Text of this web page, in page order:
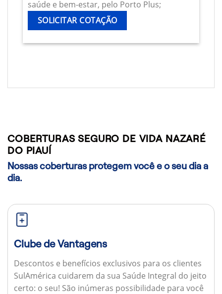
saúde e bem-estar, pelo Porto Plus;
SOLICITAR COTAÇÃO
COBERTURAS SEGURO DE VIDA NAZARÉ
DO PIAUÍ
Nossas coberturas protegem você e o seu dia a
dia.
Clube de Vantagens
Descontos e benefícios exclusivos para os clientes
SulAmérica cuidarem da sua Saúde Integral do jeito
certo: o seu! São inúmeras possibilidade para você